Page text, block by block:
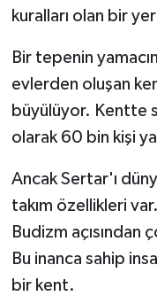
kuralları olan bir
Bir tepenin
evlerden oluşan
büyülüyor. Kentte
olarak 60 bin kişi
Ancak Sertar'ı
takım özellikleri
Budizm açısından
Bu inanca sahip
bir kent.